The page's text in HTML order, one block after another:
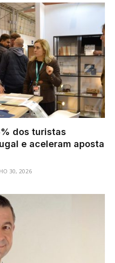
dos turistas
e aceleram aposta
30, 2026